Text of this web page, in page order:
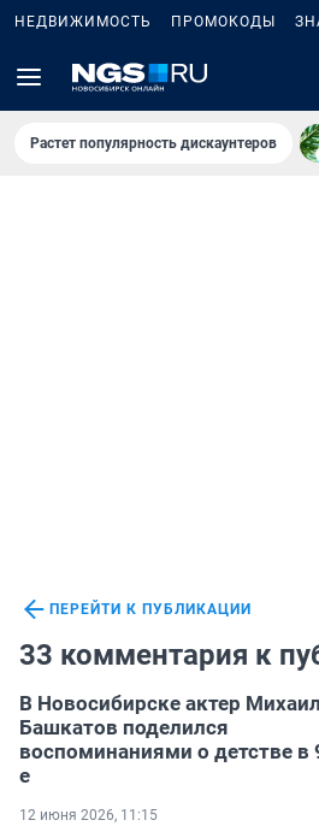
НЕДВИЖИМОСТЬ ПРОМОКОДЫ
Растет популярность дискаунтеров
ПЕРЕЙТИ К ПУБЛИКАЦИИ
33 комментария к
В Новосибирске актер Михаил
Башкатов поделился
воспоминаниями о детстве в
е
12 июня 2026, 11:15